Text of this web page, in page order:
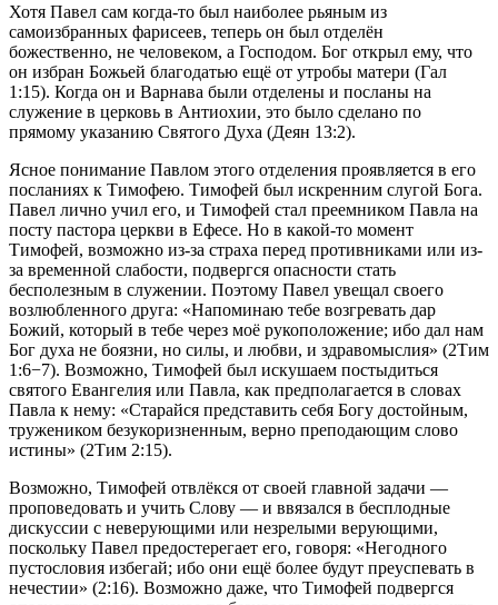
Хотя Павел сам когда-то был наиболее рьяным из
самоизбранных фарисеев, теперь он был отделён
божественно, не человеком, а Господом. Бог открыл ему, что
он избран Божьей благодатью ещё от утробы матери (Гал
1:15). Когда он и Варнава были отделены и посланы на
служение в церковь в Антиохии, это было сделано по
прямому указанию Святого Духа (Деян 13:2).
Ясное понимание Павлом этого отделения проявляется в его
посланиях к Тимофею. Тимофей был искренним слугой Бога.
Павел лично учил его, и Тимофей стал преемником Павла на
посту пастора церкви в Ефесе. Но в какой-то момент
Тимофей, возможно из-за страха перед противниками или из-
за временной слабости, подвергся опасности стать
бесполезным в служении. Поэтому Павел увещал своего
возлюбленного друга: «Напоминаю тебе возгревать дар
Божий, который в тебе через моё рукоположение; ибо дал нам
Бог духа не боязни, но силы, и любви, и здравомыслия» (2Тим
1:6−7). Возможно, Тимофей был искушаем постыдиться
святого Евангелия или Павла, как предполагается в словах
Павла к нему: «Старайся представить себя Богу достойным,
тружеником безукоризненным, верно преподающим слово
истины» (2Тим 2:15).
Возможно, Тимофей отвлёкся от своей главной задачи —
проповедовать и учить Слову — и ввязался в бесплодные
дискуссии с неверующими или незрелыми верующими,
поскольку Павел предостерегает его, говоря: «Негодного
пустословия избегай; ибо они ещё более будут преуспевать в
нечестии» (2:16). Возможно даже, что Тимофей подвергся